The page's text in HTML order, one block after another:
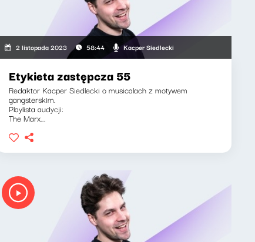
2 listopada 2023 58:44 Kacper Siedlecki
Etykieta zastępcza 55
Redaktor Kacper Siedlecki o musicalach z motywem
gangsterskim.
Playlista audycji:
The Marx...